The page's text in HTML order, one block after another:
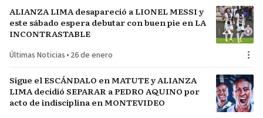
ALIANZA LIMA desapareció a LIONEL MESSI y
este sábado espera debutar con buen pie en LA
INCONTRASTABLE
Últimas Noticias • 26 de enero
Sigue el ESCÁNDALO en MATUTE y ALIANZA
LIMA decidió SEPARAR a PEDRO AQUINO por
acto de indisciplina en MONTEVIDEO